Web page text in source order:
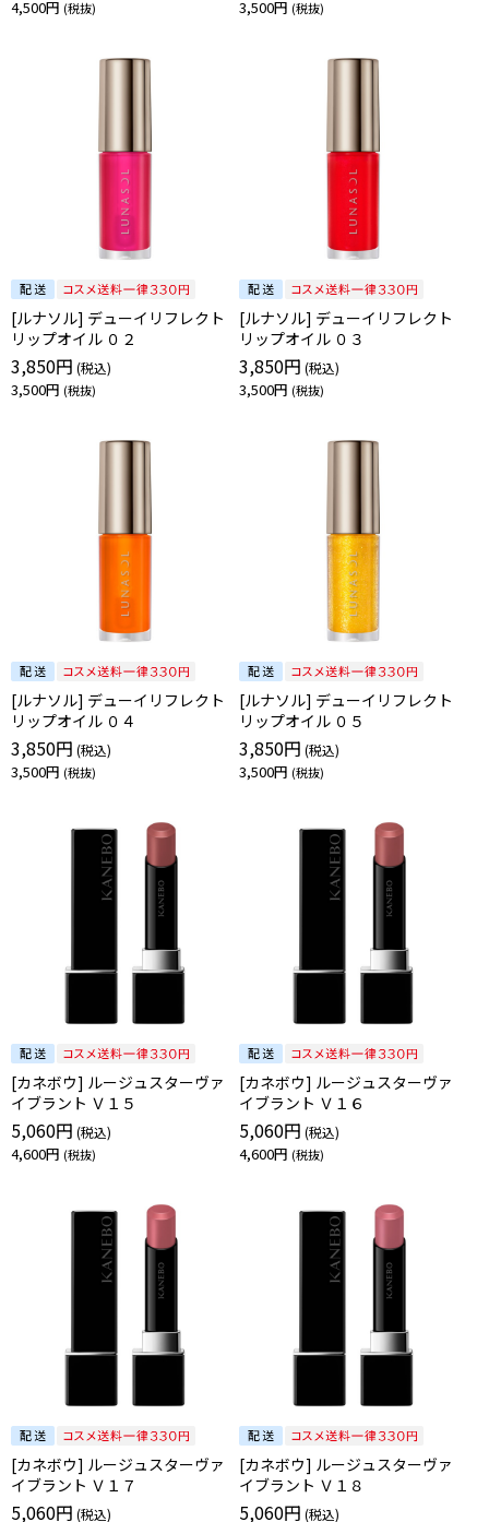
4,500円 3,500円
[ルナソル] デューイリフレクト
リップオイル ０２
3,850円
3,500円
[ルナソル] デューイリフレクト
リップオイル ０３
3,850円
3,500円
[ルナソル] デューイリフレクト
リップオイル ０４
3,850円
3,500円
[ルナソル] デューイリフレクト
リップオイル ０５
3,850円
3,500円
[カネボウ] ルージュスターヴァ
イブラント Ｖ１５
5,060円
4,600円
[カネボウ] ルージュスターヴァ
イブラント Ｖ１６
5,060円
4,600円
[カネボウ] ルージュスターヴァ
イブラント Ｖ１７
5,060円
[カネボウ] ルージュスターヴァ
イブラント Ｖ１８
5,060円